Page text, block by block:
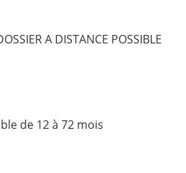
A DISTANCE POSSIBLE
de 12 à 72 mois